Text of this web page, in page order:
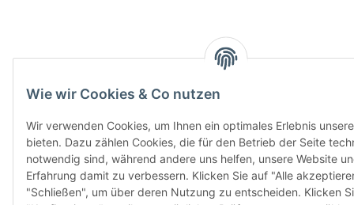
Wie wir Cookies & Co nutzen
Wir verwenden Cookies, um Ihnen ein optimales Erlebnis
bieten. Dazu zählen Cookies, die für den Betrieb der Seite
notwendig sind, während andere uns helfen, unsere Website
Erfahrung damit zu verbessern. Klicken Sie auf "Alle
"Schließen", um über deren Nutzung zu entscheiden. Klicken